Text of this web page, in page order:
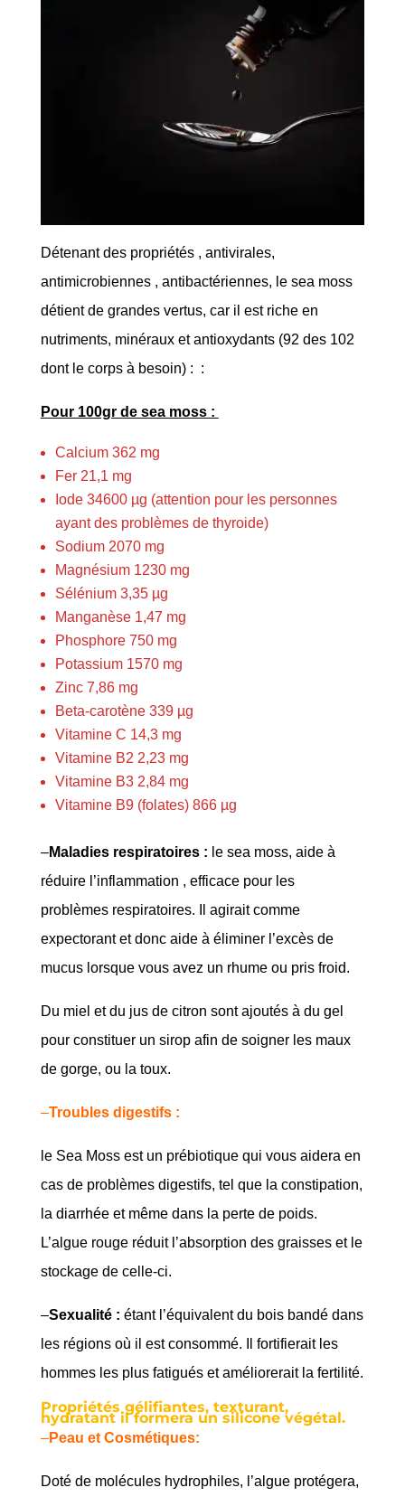
Détenant des propriétés , antivirales,
antimicrobiennes , antibactériennes, le sea moss
détient de grandes vertus, car il est riche en
nutriments, minéraux et antioxydants (92 des 102
dont le corps à besoin) : :
Pour 100gr de sea moss :
Calcium 362 mg
Fer 21,1 mg
Iode 34600 µg (attention pour les personnes
ayant des problèmes de thyroide)
Sodium 2070 mg
Magnésium 1230 mg
Sélénium 3,35 µg
Manganèse 1,47 mg
Phosphore 750 mg
Potassium 1570 mg
Zinc 7,86 mg
Beta-carotène 339 µg
Vitamine C 14,3 mg
Vitamine B2 2,23 mg
Vitamine B3 2,84 mg
Vitamine B9 (folates) 866 µg
–Maladies respiratoires : le sea moss, aide à
réduire l’inflammation , efficace pour les
problèmes respiratoires. Il agirait comme
expectorant et donc aide à éliminer l’excès de
mucus lorsque vous avez un rhume ou pris froid.
Du miel et du jus de citron sont ajoutés à du gel
pour constituer un sirop afin de soigner les maux
de gorge, ou la toux.
–Troubles digestifs :
le Sea Moss est un prébiotique qui vous aidera en
cas de problèmes digestifs, tel que la constipation,
la diarrhée et même dans la perte de poids.
L’algue rouge réduit l’absorption des graisses et le
stockage de celle-ci.
–Sexualité : étant l’équivalent du bois bandé dans
les régions où il est consommé. Il fortifierait les
hommes les plus fatigués et améliorerait la fertilité.
Propriétés gélifiantes, texturant,
hydratant il formera un silicone végétal.
–Peau et Cosmétiques:
Doté de molécules hydrophiles, l’algue protégera,